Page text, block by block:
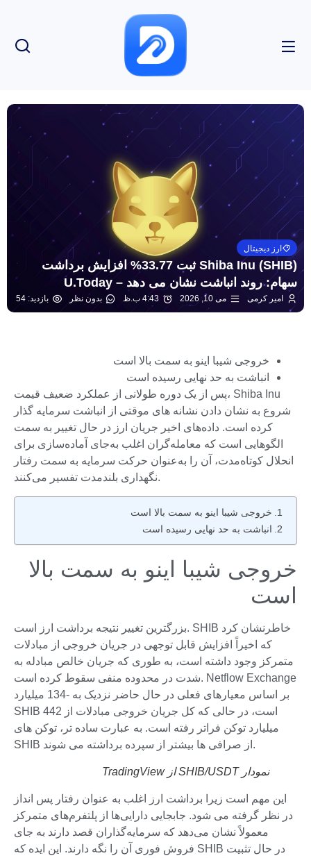
ارز دیجیتال
Shiba Inu (SHIB) ثبت 33.77% افزایش برداشت
سهام: روند انباشت نشان می دهد – U.Today
امیر کرمی می 10, 2026 4:43 ب.ظ بدون نظر بازدید: 54
خروجی شیبا اینو به سمت بالا است
انباشت به حد نهایی رسیده است
پس از یک دوره طولانی از عملکرد ضعیف قیمت، Shiba Inu
شروع به نشان دادن نشانه های موقتی از انباشت سرمایه گذار
کرده است. داده‌های اخیر جریان ارز در حال تغییر به سمت
الگوهایی است که معامله‌گران اغلب به‌جای آماده‌سازی برای
انحلال کوتاه‌مدت، آن را به‌عنوان حرکت سرمایه به سمت رفتار
نگهداری بلندمدت تفسیر می‌کنند.
خروجی شیبا اینو به سمت بالا است
انباشت به حد نهایی رسیده است
خروجی شیبا اینو به سمت بالا
است
بزرگترین تغییر نتیجه برداشت ارز است. SHIB خاطرنشان کرد
که اخیراً افزایش قابل توجهی در جریان خروجی از مبادلات
متمرکز وجود داشته است، به طوری که جریان خالص مبادله به
شدت در محدوده منفی سقوط کرده است. Netflow Exchange
بر اساس معیارهای فعلی در حال حاضر نزدیک به -134 میلیارد
SHIB است، در حالی که کل جریان خروجی مبادلات از 442
میلیارد توکن فراتر رفته است. به عبارت ساده تر، توکن های
SHIB از صرافی ها بیشتر از سپرده برداشته می شوند.
نمودار SHIB/USDT از TradingView
این مهم است زیرا برداشت ارز اغلب به عنوان رفتار پس انداز
در نظر گرفته می شود. جابجایی دارایی‌ها از پلتفرم‌های متمرکز
معمولاً نشان می‌دهد که سرمایه‌گذاران قصد دارند به جای
فروش فوری آن را نگه دارند. این ایده که SHIB در حال تثبیت